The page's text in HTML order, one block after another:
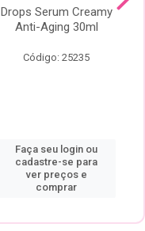
Drops Serum Creamy
Anti-Aging 30ml
Código: 25235
Faça seu login ou
cadastre-se para
ver preços e
comprar